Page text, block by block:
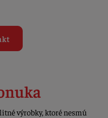
výrobky, ktoré nesmú